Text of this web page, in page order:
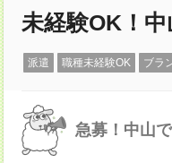
未経験OK！
派遣 職種未経験OK ブラ
急募！中山